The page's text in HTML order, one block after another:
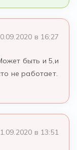
в 16:27
быть и 5,и
не работает.
в 13:51